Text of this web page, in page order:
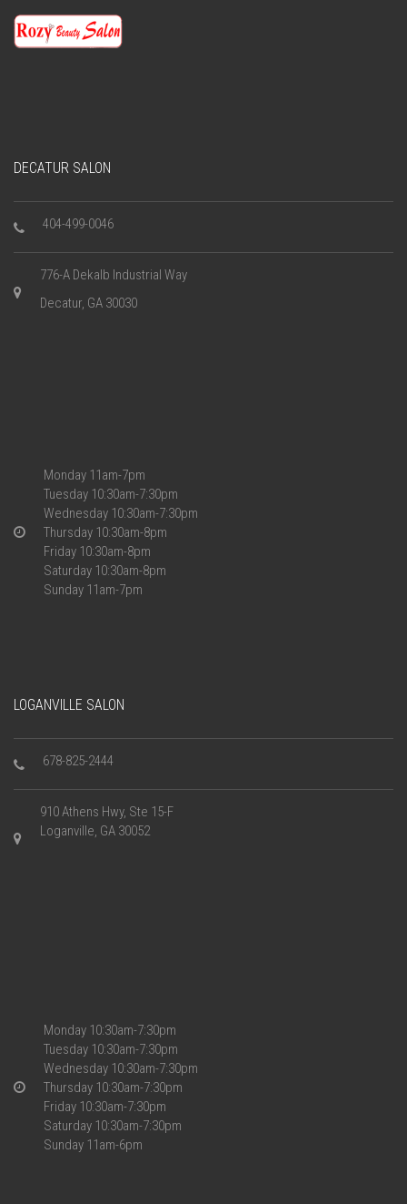
DECATUR SALON
404-499-0046
776-A Dekalb Industrial Way
Decatur, GA 30030
Monday 11am-7pm
Tuesday 10:30am-7:30pm
Wednesday 10:30am-7:30pm
Thursday 10:30am-8pm
Friday 10:30am-8pm
Saturday 10:30am-8pm
Sunday 11am-7pm
LOGANVILLE SALON
678-825-2444
910 Athens Hwy, Ste 15-F
Loganville, GA 30052
Monday 10:30am-7:30pm
Tuesday 10:30am-7:30pm
Wednesday 10:30am-7:30pm
Thursday 10:30am-7:30pm
Friday 10:30am-7:30pm
Saturday 10:30am-7:30pm
Sunday 11am-6pm